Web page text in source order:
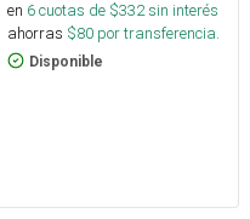
en 6cuotas de $332sin interés
ahorras $80 por transferencia.
Disponible